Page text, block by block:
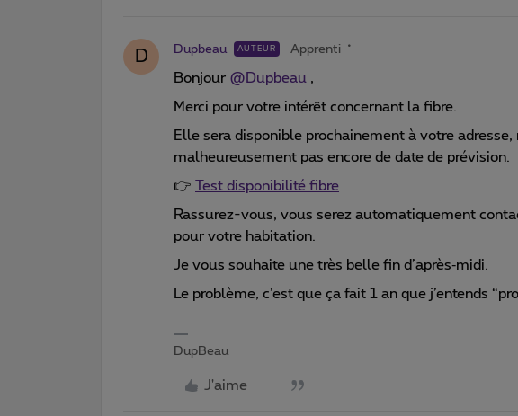
D Dupbeau AUTEUR Apprenti
Bonjour ​ @Dupbeau ,
Merci pour votre intérêt concernant la fibre.
Elle sera disponible prochainement à votre adresse,
malheureusement pas encore de date de prévision.
👉 Test disponibilité fibre
Rassurez-vous, vous serez automatiquement
pour votre habitation.
Je vous souhaite une très belle fin d’après‑midi.
Le problème, c’est que ça fait 1 an que j’entends
DupBeau
J'aime